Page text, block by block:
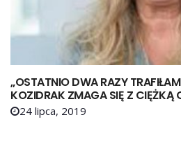
„OSTATNIO DWA RAZY
KOZIDRAK ZMAGA SIĘ Z CIĘŻKĄ
24 lipca, 2019